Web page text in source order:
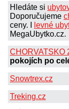
Hledáte si
Doporučujeme
ceny. I
levné
MegaUbytko.cz.
CHORVATSKO
pokojích po
Snowtrex.cz
Treking.cz